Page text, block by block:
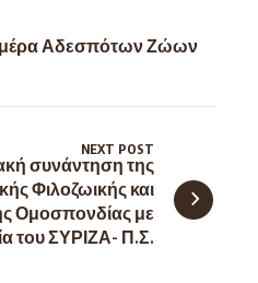
Αδεσπότων Ζώων
συνάντηση της
Φιλοζωικής και
Ομοσπονδίας με
του ΣΥΡΙΖΑ- Π.Σ.
NEXT POST